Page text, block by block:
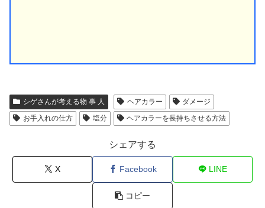
シゲさんが考える物 事 人 ヘアカラー
ダメージ
お手入れの仕方
塩分 ヘアカラーを長持ちさせる方法
シェアする
X Facebook LINE
コピー